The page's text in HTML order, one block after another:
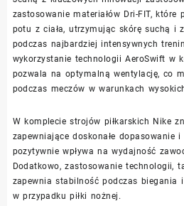
zastosowanie materiałów Dri-FIT,
potu z ciała, utrzymując skórę suchą i
podczas najbardziej intensywnych
wykorzystanie technologii AeroSwift w
pozwala na optymalną wentylację, co
podczas meczów w warunkach
W komplecie strojów piłkarskich Nike
zapewniające doskonałe dopasowanie
pozytywnie wpływa na wydajność
Dodatkowo, zastosowanie technologii,
zapewnia stabilność podczas biegania
w przypadku piłki nożnej.